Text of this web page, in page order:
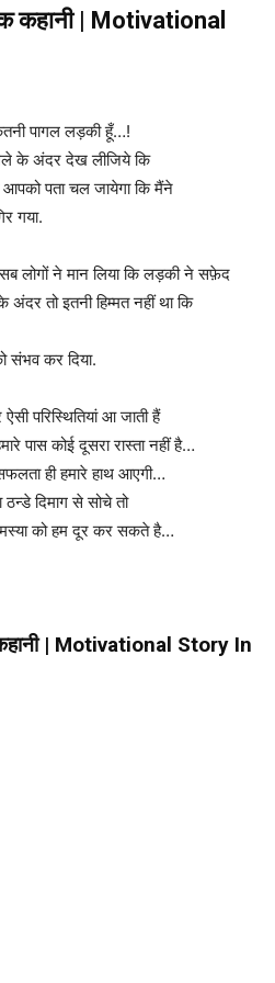
कहानी | Motivational
पागल लड़की हूँ…!
के अंदर देख लीजिये कि
पता चल जायेगा कि मैंने
गया.
सब लोगों ने मान लिया कि लड़की ने सफ़ेद
तो इतनी हिम्मत नहीं था कि
संभव कर दिया.
परिस्थितियां आ जाती हैं
पास कोई दूसरा रास्ता नहीं है…
हीहमारे हाथ आएगी…
दिमाग से सोचे तो
को हम दूर कर सकते है…
| Motivational Story In